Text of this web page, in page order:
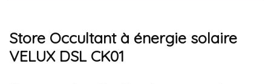
Store Occultant à énergie solaire
VELUX DSL CK01